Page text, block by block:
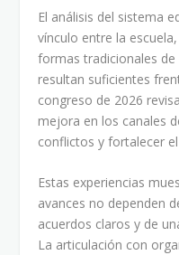
El análisis del sistema
vínculo entre la
formas tradicionales
resultan suficientes
congreso de 2026
mejora en los canales
conflictos y fortalecer
Estas experiencias
avances no dependen
acuerdos claros y de
La articulación con